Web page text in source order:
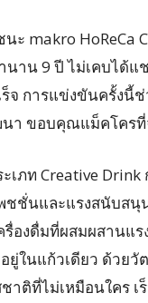
makro HoReCa
นาน 9 ปี ไม่เคบได้
จ การแข่งขันครั้งนี้
า ขอบคุณแม็คโคร
ท Creative Drink
ชชั่นและแรงสนับส
รื่องดื่มที่ผสมผสานแ
ยู่ในแก้วเดียว ด้ว
ติที่ไม่เหมือนใคร